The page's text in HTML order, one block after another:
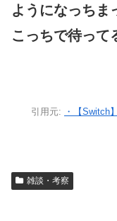
ようになっちま
こっちで待って
引用元:
・【Switch
雑談・考察